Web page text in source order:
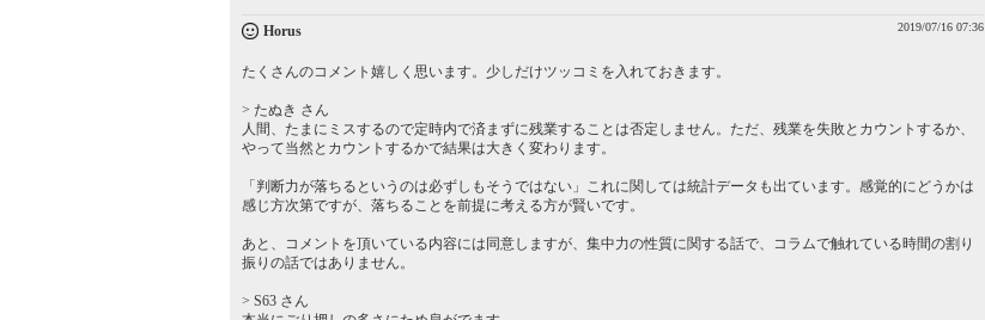
Horus 2019/07/16 07:36
たくさんのコメント嬉しく思います。少しだけツッコミを入れておきます。
> たぬき さん
人間、たまにミスするので定時内で済まずに残業することは否定しません。ただ、残業を失敗とカウントするか、
やって当然とカウントするかで結果は大きく変わります。
「判断力が落ちるというのは必ずしもそうではない」これに関しては統計データも出ています。感覚的にどうかは
感じ方次第ですが、落ちることを前提に考える方が賢いです。
あと、コメントを頂いている内容には同意しますが、集中力の性質に関する話で、コラムで触れている時間の割り
振りの話ではありません。
> S63 さん